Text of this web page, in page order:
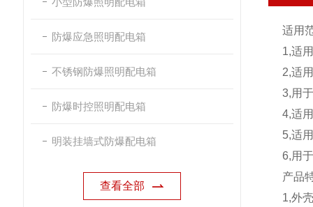
防爆应急照明配电箱
不锈钢防爆照明配电箱
防爆时控照明配电箱
明装挂墙式防爆配电箱
查看全部
适用
1,适
2,适
3,用
4,适
5,适
6,用
产品
1,外